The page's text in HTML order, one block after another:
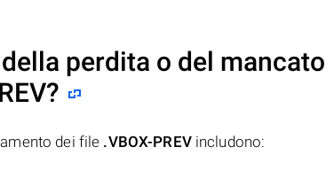
perdita o del mancato
?
dei file .VBOX-PREVincludono: